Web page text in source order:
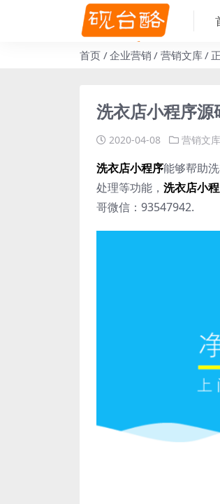
首页 企业营销 营销文库
洗衣店小程序
2020-04-08 营销文库
洗衣店小程序能够帮助
处理等功能， 洗衣店小
哥微信：93547942.